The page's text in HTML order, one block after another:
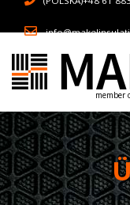
member